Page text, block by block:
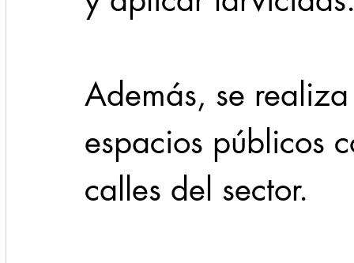
Además, se
espacios públicos
calles del sector.